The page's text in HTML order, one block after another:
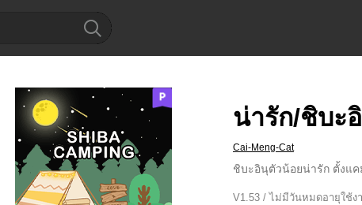
น่ารัก/ชิบะ
Cai-Meng-Cat
ชิบะอินุตัวน้อยน่ารัก ตั้งแ
V1.53 / ไม่มีวันหมดอายุใช้ง